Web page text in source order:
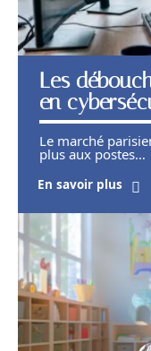
Les
en
Le marché
plus aux postes…
En savoir plus